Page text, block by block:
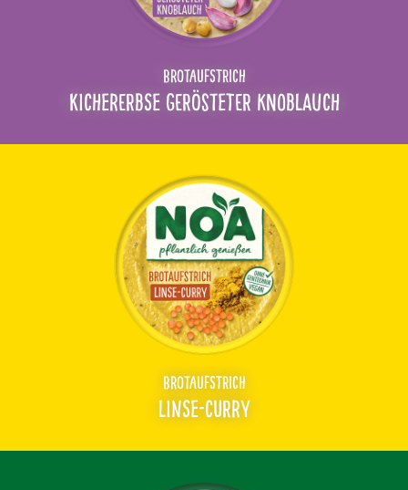
BROTAUFSTRICH
KICHERERBSE GERÖSTETER KNOBLAUCH
BROTAUFSTRICH
LINSE-CURRY